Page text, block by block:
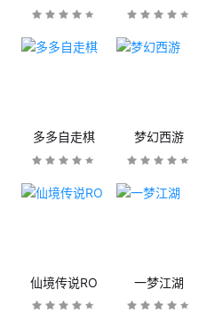
多多自走棋 梦幻西游
仙境传说RO 一梦江湖